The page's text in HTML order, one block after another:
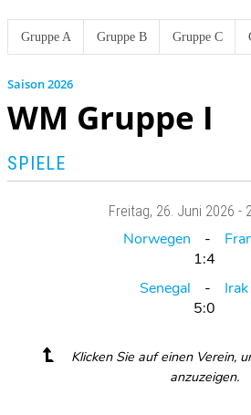
Gruppe A Gruppe B Gruppe C
2026
WM Gruppe I
SPIELE
Freitag, 26. Juni 2026 -
Norwegen
1:4
Senegal
Irak
5:0
Klicken Sie auf einen Verein,
anzuzeigen.